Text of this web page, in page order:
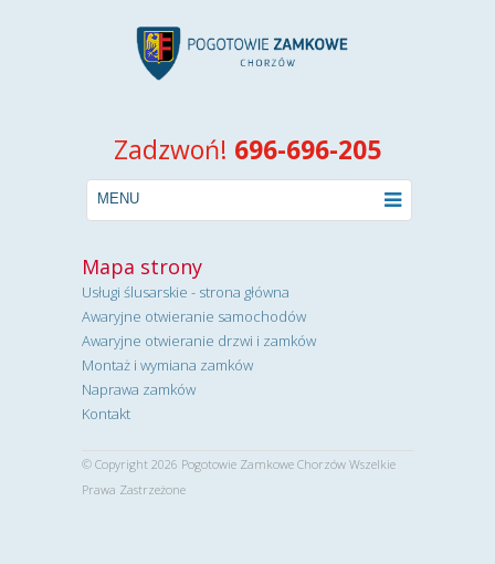
Zadzwoń! 696-696-205
MENU
Mapa strony
Usługi ślusarskie - strona główna
Awaryjne otwieranie samochodów
Awaryjne otwieranie drzwi i zamków
Montaż i wymiana zamków
Naprawa zamków
Kontakt
© Copyright 2026 Pogotowie Zamkowe Chorzów Wszelkie
Prawa Zastrzeżone